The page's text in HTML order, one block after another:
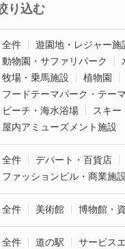
り込む
全件 遊園地・レジャー施
動物園・サファリパーク
牧場・乗馬施設
植物園
フードテーマパーク・テー
ビーチ・海水浴場
スキー
屋内アミューズメント施設
全件 デパート・百貨店
ファッションビル・商業施設
全件 美術館 博物館・
全件 道の駅 サービス